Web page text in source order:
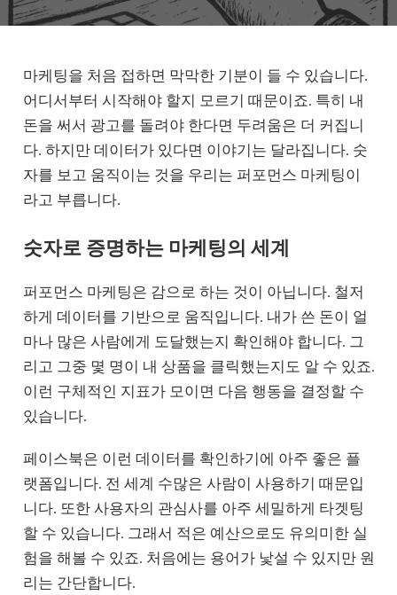
마케팅을 처음 접하면 막막한 기분이 들 수 있습니다.
어디서부터 시작해야 할지 모르기 때문이죠. 특히 내
돈을 써서 광고를 돌려야 한다면 두려움은 더 커집니
다. 하지만 데이터가 있다면 이야기는 달라집니다. 숫
자를 보고 움직이는 것을 우리는 퍼포먼스 마케팅이
라고 부릅니다.
숫자로 증명하는 마케팅의 세계
퍼포먼스 마케팅은 감으로 하는 것이 아닙니다. 철저
하게 데이터를 기반으로 움직입니다. 내가 쓴 돈이 얼
마나 많은 사람에게 도달했는지 확인해야 합니다. 그
리고 그중 몇 명이 내 상품을 클릭했는지도 알 수 있죠.
이런 구체적인 지표가 모이면 다음 행동을 결정할 수
있습니다.
페이스북은 이런 데이터를 확인하기에 아주 좋은 플
랫폼입니다. 전 세계 수많은 사람이 사용하기 때문입
니다. 또한 사용자의 관심사를 아주 세밀하게 타겟팅
할 수 있습니다. 그래서 적은 예산으로도 유의미한 실
험을 해볼 수 있죠. 처음에는 용어가 낯설 수 있지만 원
리는 간단합니다.